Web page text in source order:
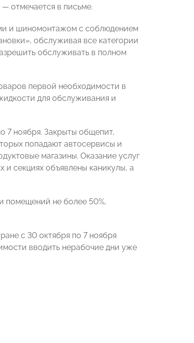
отмечается в письме.
и шиномонтажом с соблюдением
обслуживая все категории
обслуживать в полном
первой необходимости в
для обслуживания и
7 ноября. Закрыты общепит,
попадают автосервисы и
магазины. Оказание услуг
и секциях объявлены каникулы, а
помещений не более 50%,
с 30 октября по 7 ноября
вводить нерабочие дни уже